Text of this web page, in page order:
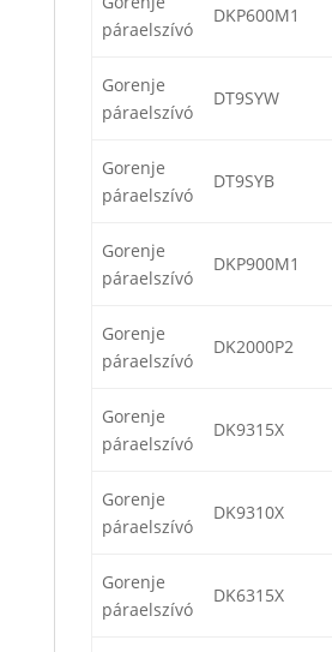
páraelszívó
DKP600M1
Gorenje
páraelszívó
DT9SYW
Gorenje
páraelszívó
DT9SYB
Gorenje
páraelszívó
DKP900M1
Gorenje
páraelszívó
DK2000P2
Gorenje
páraelszívó
DK9315X
Gorenje
páraelszívó
DK9310X
Gorenje
páraelszívó
DK6315X